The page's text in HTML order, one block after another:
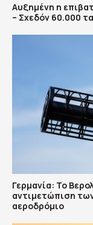
Αυξημένη η
– Σχεδόν 60.000
Γερμανία: Το
αντιμετώπιση
αεροδρόμιο